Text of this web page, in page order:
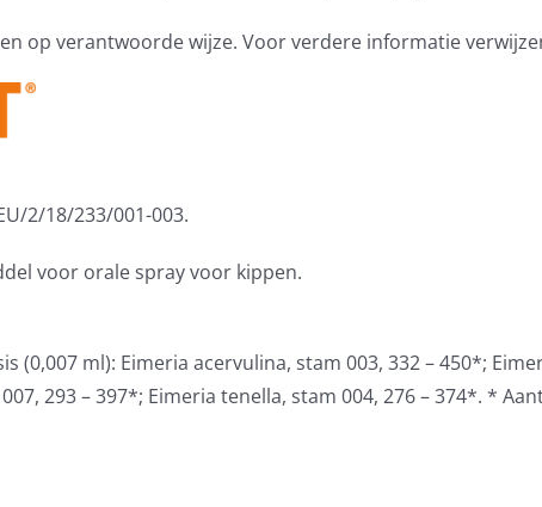
op verantwoorde wijze. Voor verdere informatie
2/18/233/001-003.
voor orale spray voor kippen.
(0,007 ml): Eimeria acervulina, stam 003, 332 – 450*;
293 – 397*; Eimeria tenella, stam 004, 276 – 374*. *